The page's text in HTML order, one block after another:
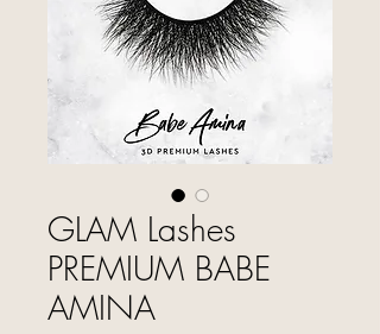
GLAM Lashes
PREMIUM BABE
AMINA